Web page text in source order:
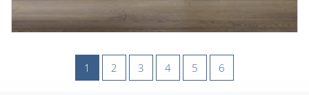
1 2 3 4 5 6